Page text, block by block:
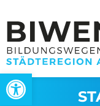
Werkzeugleiste öffnen